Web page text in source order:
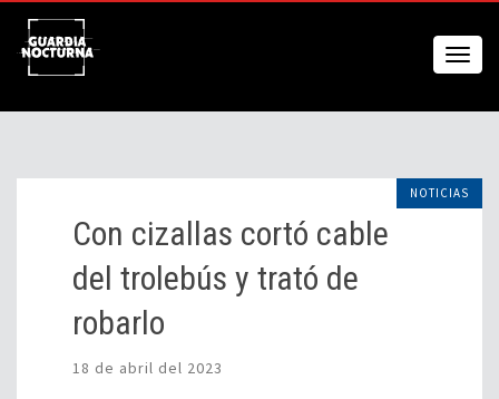
NOTICIAS
Con cizallas cortó cable
del trolebús y trató de
robarlo
18 de abril del 2023